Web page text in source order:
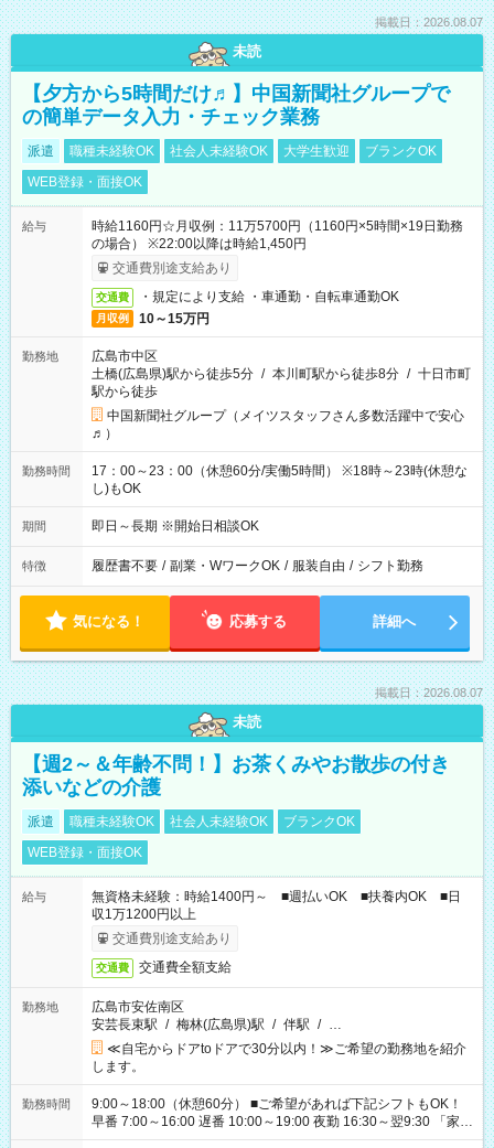
掲載日：2026.08.07
未読
【夕方から5時間だけ♬】中国新聞社グループで
の簡単データ入力・チェック業務
派遣 職種未経験OK 社会人未経験OK 大学生歓迎
ブランクOK
WEB登録・面接OK
給与
時給1160円☆月収例：11万5700円（1160円×5時間×19日勤務
の場合） ※22:00以降は時給1,450円
交通費別途支給あり
交通費 ・規定により支給 ・車通勤・自転車通勤OK
月収例 10～15万円
勤務地
広島市中区
土橋(広島県)駅から徒歩5分 / 本川町駅から徒歩8分 / 十日市町
駅から徒歩
中国新聞社グループ（メイツスタッフさん多数活躍中で安心
♬）
勤務時間
17：00～23：00（休憩60分/実働5時間） ※18時～23時(休憩な
し)もOK
期間 即日～長期 ※開始日相談OK
特徴 履歴書不要 / 副業・WワークOK / 服装自由 / シフト勤務
気になる！ 応募する 詳細へ
掲載日：2026.08.07
未読
【週2～＆年齢不問！】お茶くみやお散歩の付き
添いなどの介護
派遣 職種未経験OK 社会人未経験OK
ブランクOK
WEB登録・面接OK
給与
無資格未経験：時給1400円～ ■週払いOK ■扶養内OK ■日
収1万1200円以上
交通費別途支給あり
交通費 交通費全額支給
勤務地
広島市安佐南区
安芸長束駅 / 梅林(広島県)駅 / 伴駅 / …
≪自宅からドアtoドアで30分以内！≫ご希望の勤務地を紹介
します。
勤務時間
9:00～18:00（休憩60分） ■ご希望があれば下記シフトもOK！
早番 7:00～16:00 遅番 10:00～19:00 夜勤 16:30～翌9:30 「家族
と休みを合わせたい」 「余裕を持って夕飯の準備がしたい」